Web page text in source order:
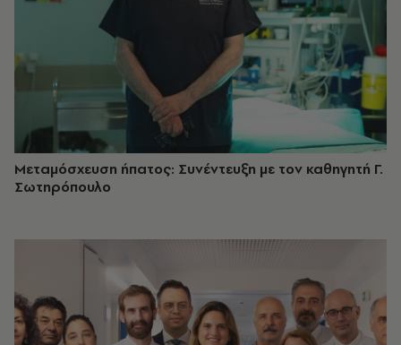
Μεταμόσχευση ήπατος: Συνέντευξη με τον καθηγητή Γ.
Σωτηρόπουλο